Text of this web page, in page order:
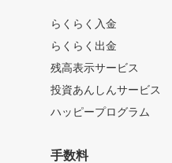
らくらく入金
らくらく出金
残高表示サービス
投資あんしんサービス
ハッピープログラム
手数料